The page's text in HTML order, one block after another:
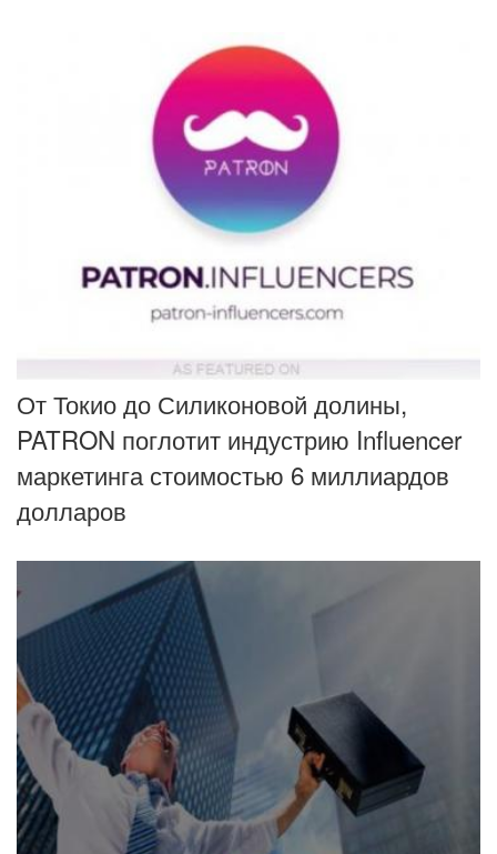
​От Токио до Силиконовой долины,
PATRON поглотит индустрию Influencer
маркетинга стоимостью 6 миллиардов
долларов